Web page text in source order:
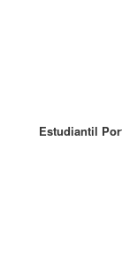
Estudiantil